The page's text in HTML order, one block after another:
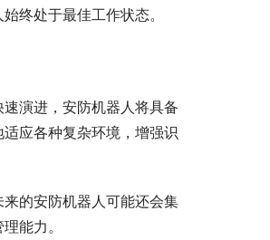
终处于最佳工作状态。
演进，安防机器人将具备
应各种复杂环境，增强识
的安防机器人可能还会集
能力。